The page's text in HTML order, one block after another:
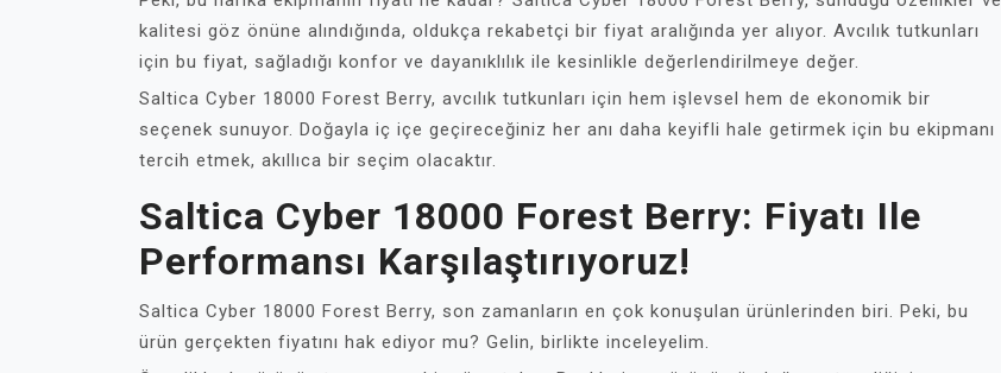
kalitesi göz önüne alındığında, oldukça rekabetçi bir fiyat aralığında yer alıyor. Avcılık tutkunları
için bu fiyat, sağladığı konfor ve dayanıklılık ile kesinlikle değerlendirilmeye değer.
Saltica Cyber 18000 Forest Berry, avcılık tutkunları için hem işlevsel hem de ekonomik bir
seçenek sunuyor. Doğayla iç içe geçireceğiniz her anı daha keyifli hale getirmek için bu ekipmanı
tercih etmek, akıllıca bir seçim olacaktır.
Saltica Cyber 18000 Forest Berry: Fiyatı Ile
Performansı Karşılaştırıyoruz!
Saltica Cyber 18000 Forest Berry, son zamanların en çok konuşulan ürünlerinden biri. Peki, bu
ürün gerçekten fiyatını hak ediyor mu? Gelin, birlikte inceleyelim.